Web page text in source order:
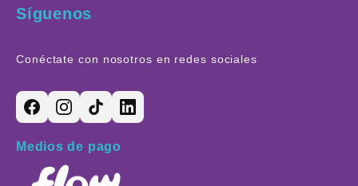
Síguenos
Conéctate con nosotros en redes sociales
Medios de pago